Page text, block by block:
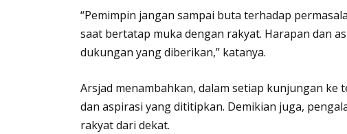
“Pemimpin jangan sampai buta terhadap
saat bertatap muka dengan rakyat. Harapan dan
dukungan yang diberikan,” katanya.
Arsjad menambahkan, dalam setiap kunjungan ke
dan aspirasi yang dititipkan. Demikian juga,
rakyat dari dekat.